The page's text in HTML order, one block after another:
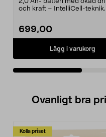
och kraft – IntelliCell-teknik.
699,00
Lägg i varukorg
Ovanligt bra
Kolla priset